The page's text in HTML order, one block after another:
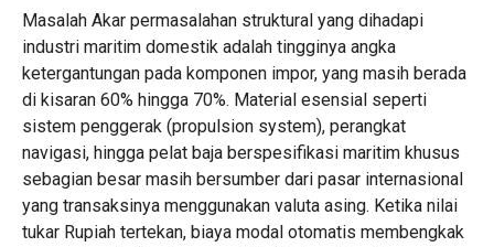
Masalah Akar permasalahan struktural yang dihadapi
industri maritim domestik adalah tingginya angka
ketergantungan pada komponen impor, yang masih berada
di kisaran 60% hingga 70%. Material esensial seperti
sistem penggerak (propulsion system), perangkat
navigasi, hingga pelat baja berspesifikasi maritim khusus
sebagian besar masih bersumber dari pasar internasional
yang transaksinya menggunakan valuta asing. Ketika nilai
tukar Rupiah tertekan, biaya modal otomatis membengkak